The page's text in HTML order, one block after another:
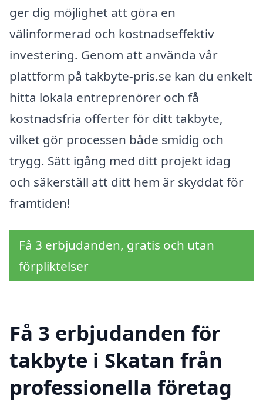
ger dig möjlighet att göra en
välinformerad och kostnadseffektiv
investering. Genom att använda vår
plattform på takbyte-pris.se kan du enkelt
hitta lokala entreprenörer och få
kostnadsfria offerter för ditt takbyte,
vilket gör processen både smidig och
trygg. Sätt igång med ditt projekt idag
och säkerställ att ditt hem är skyddat för
framtiden!
Få 3 erbjudanden, gratis och utan
förpliktelser
Få 3 erbjudanden för
takbyte i Skatan från
professionella företag